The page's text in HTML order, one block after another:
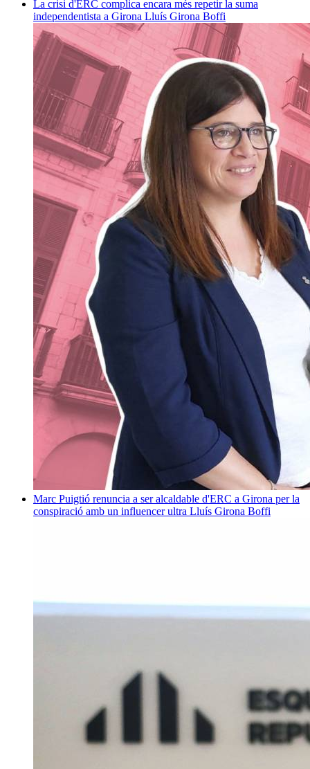
La crisi d'ERC complica encara més repetir la suma
independentista a Girona Lluís Girona Boffi
Marc Puigtió renuncia a ser alcaldable d'ERC a Girona per la
conspiració amb un influencer ultra Lluís Girona Boffi